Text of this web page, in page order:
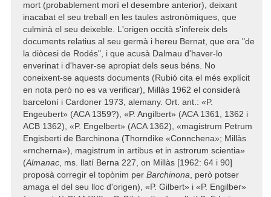
mort (probablement morí el desembre anterior), deixant
inacabat el seu treball en les taules astronòmiques, que
culminà el seu deixeble. L'origen occità s'infereix dels
documents relatius al seu germà i hereu Bernat, que era "de
la diòcesi de Rodés", i que acusà Dalmau d'haver-lo
enverinat i d'haver-se apropiat dels seus béns. No
coneixent-se aquests documents (Rubió cita el més explícit
en nota però no es va verificar), Millàs 1962 el considerà
barceloní i Cardoner 1973, alemany. Ort. ant.: «P.
Engeubert» (ACA 1359?), «P. Angilbert» (ACA 1361, 1362 i
ACB 1362), «P. Engelbert» (ACA 1362), «magistrum Petrum
Engisberti de Barchinona (Thorndike «Connchena»; Millàs
«rncherna»), magistrum in artibus et in astrorum scientia»
(Almanac, ms. llatí Berna 227, on Millàs [1962: 64 i 90]
proposà corregir el topònim per Barchinona, però potser
amaga el del seu lloc d'origen), «P. Gilbert» i «P. Engilber»